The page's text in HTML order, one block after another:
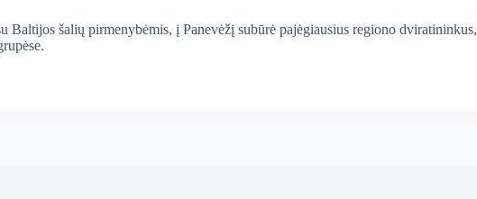
Baltijos šalių pirmenybėmis, į Panevėžį subūrė pajėgiausius regiono dviratininkus,